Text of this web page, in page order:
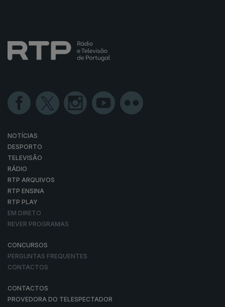
NOTÍCIAS
DESPORTO
TELEVISÃO
RÁDIO
RTP ARQUIVOS
RTP ENSINA
RTP PLAY
EM DIRETO
REVER PROGRAMAS
CONCURSOS
PERGUNTAS FREQUENTES
CONTACTOS
CONTACTOS
PROVEDORA DO TELESPECTADOR